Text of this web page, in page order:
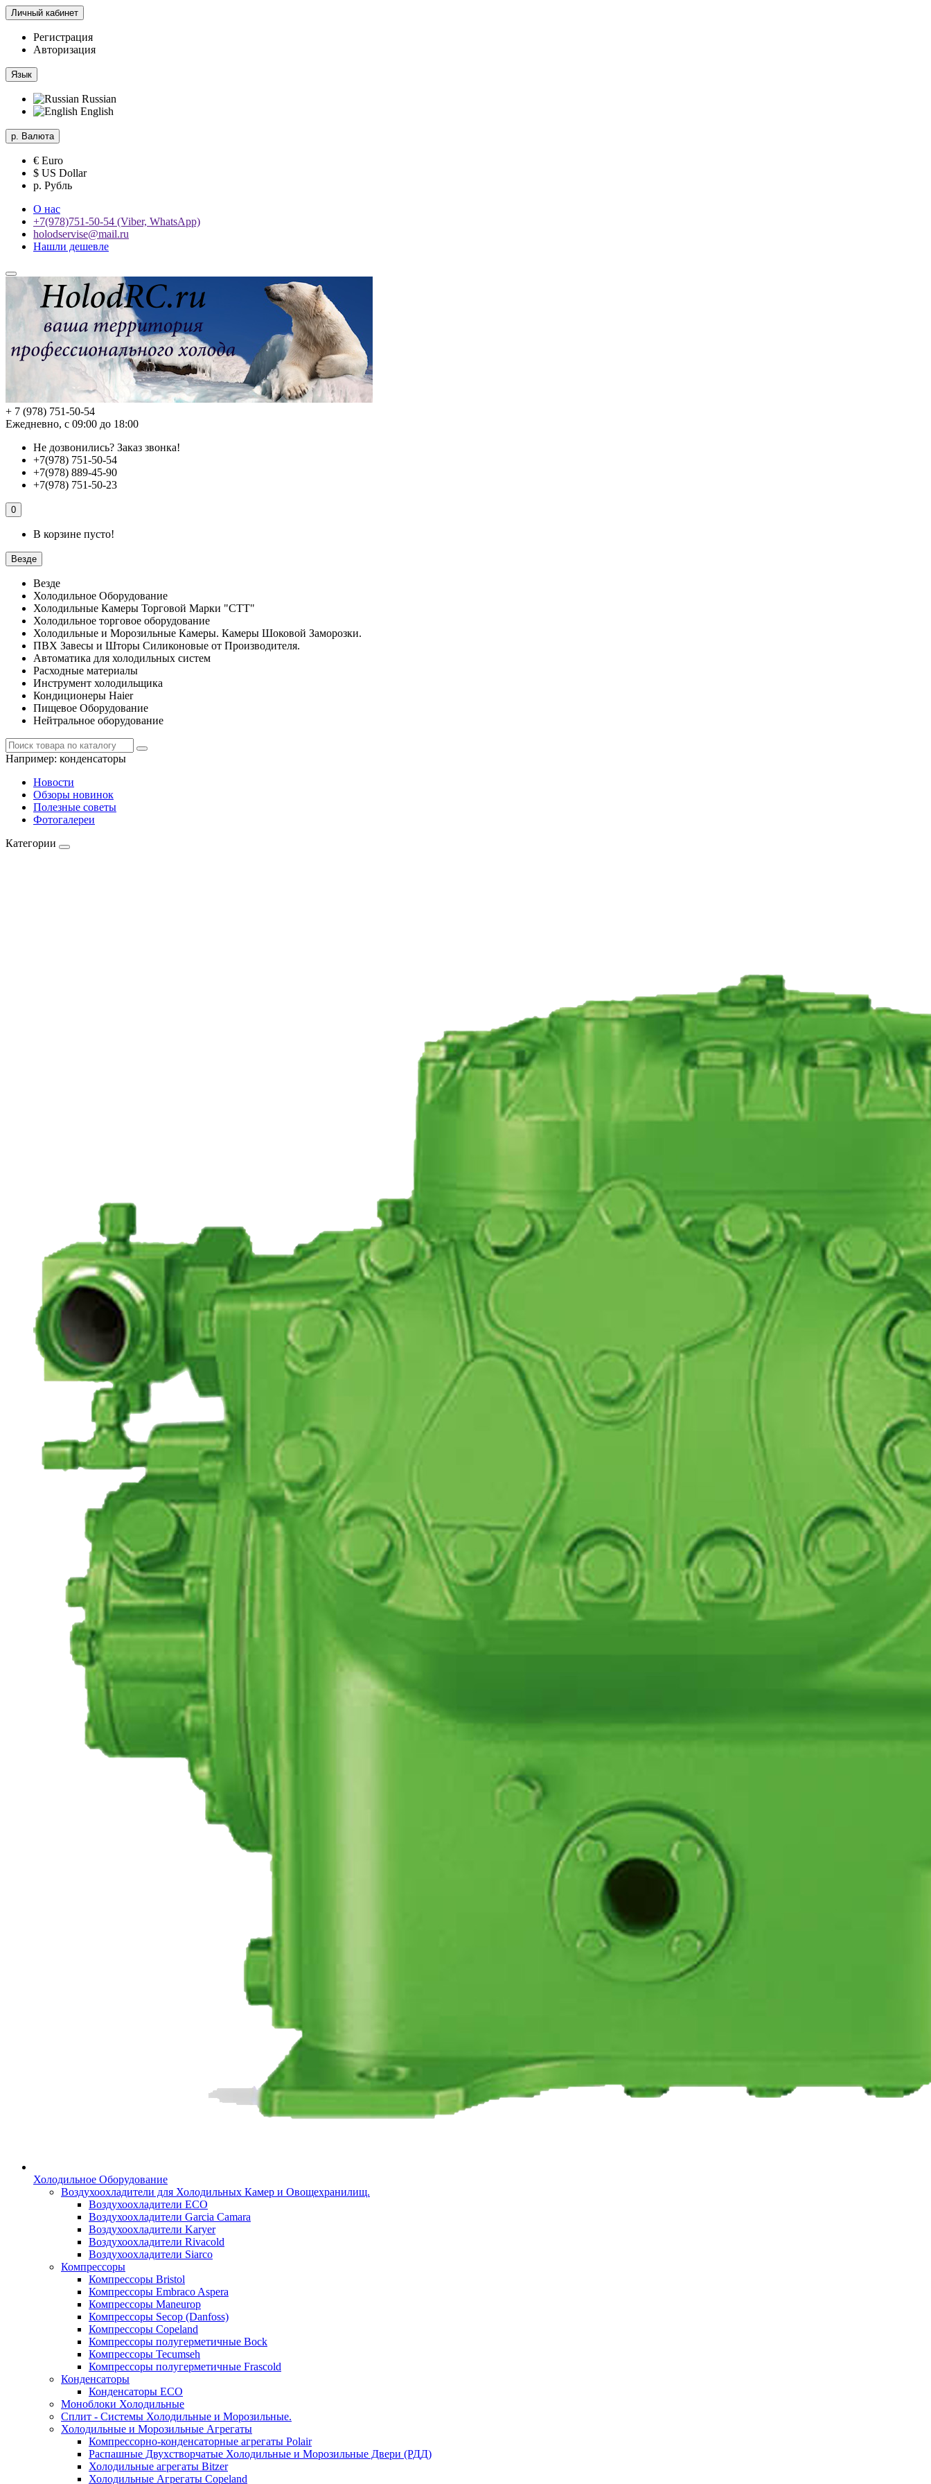
Личный кабинет
Регистрация
Авторизация
Язык
Russian
English
р. Валюта
€ Euro
$ US Dollar
р. Рубль
О нас
+7(978)751-50-54 (Viber, WhatsApp)
holodservise@mail.ru
Нашли дешевле
+ 7 (978) 751-50-54
Ежедневно, с 09:00 до 18:00
Не дозвонились? Заказ звонка!
+7(978) 751-50-54
+7(978) 889-45-90
+7(978) 751-50-23
0
В корзине пусто!
Везде
Везде
Холодильное Оборудование
Холодильные Камеры Торговой Марки "СТТ"
Холодильное торговое оборудование
Холодильные и Морозильные Камеры. Камеры Шоковой Заморозки.
ПВХ Завесы и Шторы Силиконовые от Производителя.
Автоматика для холодильных систем
Расходные материалы
Инструмент холодильщика
Кондиционеры Haier
Пищевое Оборудование
Нейтральное оборудование
Например: конденсаторы
Новости
Обзоры новинок
Полезные советы
Фотогалереи
Категории
Холодильное Оборудование
Воздухоохладители для Холодильных Камер и Овощехранилищ.
Воздухоохладители ECO
Воздухоохладители Garcia Camara
Воздухоохладители Karyer
Воздухоохладители Rivacold
Воздухоохладители Siarco
Компрессоры
Компрессоры Bristol
Компрессоры Embraco Aspera
Компрессоры Maneurop
Компрессоры Secop (Danfoss)
Компрессоры Copeland
Компрессоры полугерметичные Bock
Компрессоры Tecumseh
Компрессоры полугерметичные Frascold
Конденсаторы
Конденсаторы ECO
Моноблоки Холодильные
Сплит - Системы Холодильные и Морозильные.
Холодильные и Морозильные Агрегаты
Компрессорно-конденсаторные агрегаты Polair
Распашные Двухстворчатые Холодильные и Морозильные Двери (РДД)
Холодильные агрегаты Bitzer
Холодильные Агрегаты Copeland